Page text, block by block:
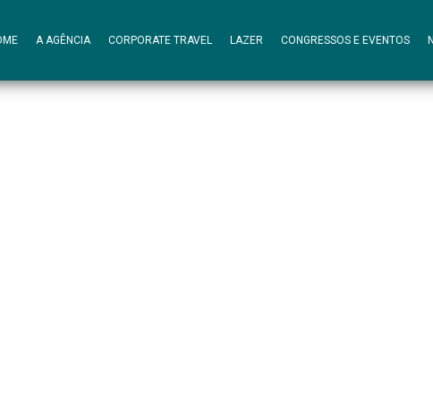
A AGÊNCIA CORPORATE TRAVEL LAZER CONGRESSOS E EVENTOS